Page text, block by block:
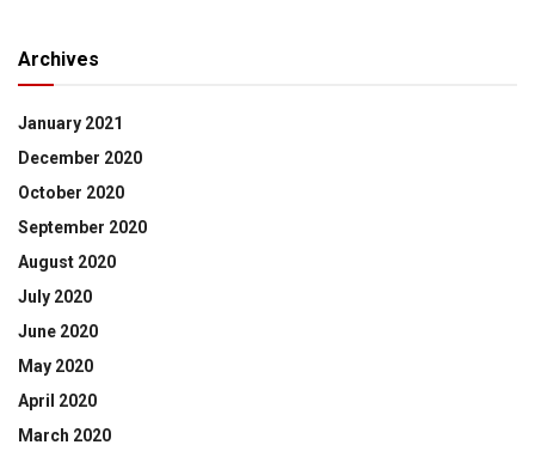
Archives
January 2021
December 2020
October 2020
September 2020
August 2020
July 2020
June 2020
May 2020
April 2020
March 2020